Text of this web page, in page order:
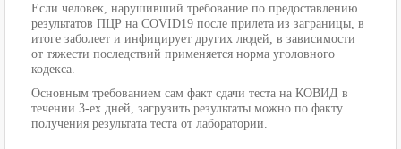
Если человек, нарушивший требование по предоставлению
результатов ПЦР на COVID19 после прилета из заграницы, в
итоге заболеет и инфицирует других людей, в зависимости
от тяжести последствий применяется норма уголовного
кодекса.
Основным требованием сам факт сдачи теста на КОВИД в
течении 3-ех дней, загрузить результаты можно по факту
получения результата теста от лаборатории.